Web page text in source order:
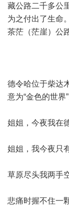
藏公路二千多公
为之付出了生命
茶茫（茫崖）公
德令哈位于柴达
意为“金色的世界”
姐姐，今夜我在
姐姐，我今夜只
草原尽头我两手
悲痛时握不住一